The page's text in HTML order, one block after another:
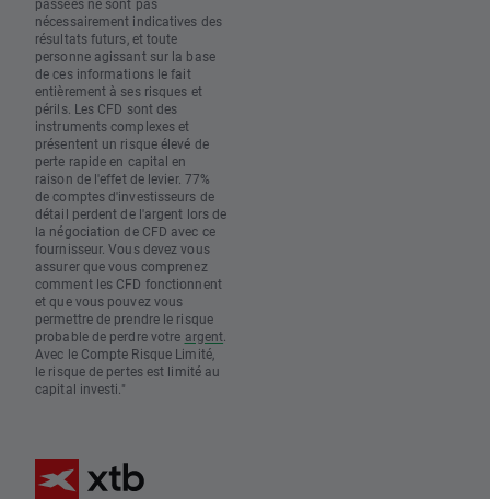
passées ne sont pas
nécessairement indicatives des
résultats futurs, et toute
personne agissant sur la base
de ces informations le fait
entièrement à ses risques et
périls. Les CFD sont des
instruments complexes et
présentent un risque élevé de
perte rapide en capital en
raison de l'effet de levier. 77%
de comptes d'investisseurs de
détail perdent de l'argent lors de
la négociation de CFD avec ce
fournisseur. Vous devez vous
assurer que vous comprenez
comment les CFD fonctionnent
et que vous pouvez vous
permettre de prendre le risque
probable de perdre votre argent.
Avec le Compte Risque Limité,
le risque de pertes est limité au
capital investi."